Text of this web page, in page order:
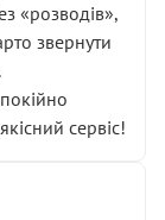
«розводів»,
звернути
сервіс!